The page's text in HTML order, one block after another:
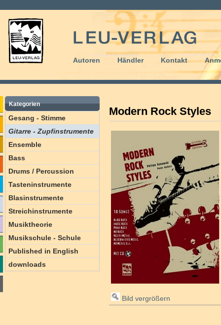
Autoren Händler Kontakt
Kategorien
Gesang - Stimme
Gitarre - Zupfinstrumente
Ensemble
Bass
Drums / Percussion
Tasteninstrumente
Blasinstrumente
Streichinstrumente
Musiktheorie
Musikschule - Schule
Published in English
downloads
Modern Rock Styles
Bild vergrößern